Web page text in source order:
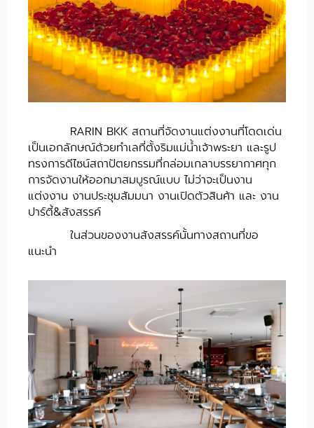
RARIN BKK สถานที่จัดงานแต่งงานที่โดดเด่น
เป็นเอกลักษณ์ด้วยทำเลที่ตั้งริมแม่น้ำเจ้าพระยา และรูป
ทรงการดีไซน์สถาปัตยกรรมที่กล่อมเกลาบรรยากาศทุก
การจัดงานให้ออกมาสมบูรณ์แบบ ไม่ว่าจะเป็นงาน
แต่งงาน งานประชุมสัมมนา งานเปิดตัวสินค้า และ งาน
ปาร์ตี้&สังสรรค์
ในส่วนของงานสังสรรค์นั้นทางสถานที่ขอ
แนะนำ